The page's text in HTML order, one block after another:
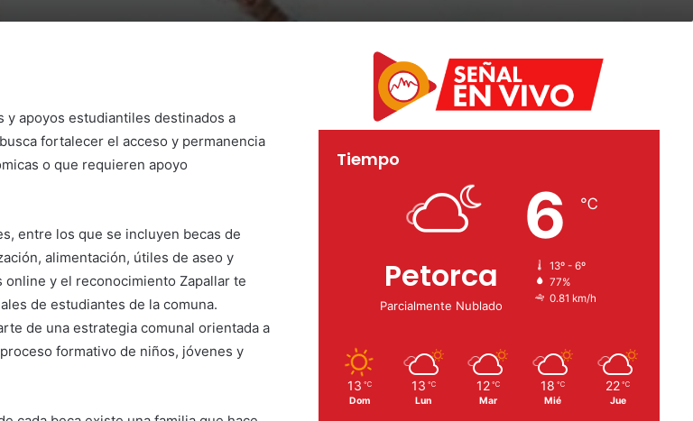
y apoyos estudiantiles destinados a
fortalecer el acceso y permanencia
o que requieren apoyo
entre los que se incluyen becas de
alimentación, útiles de aseo y
y el reconocimiento Zapallar te
de estudiantes de la comuna.
de una estrategia comunal orientada a
formativo de niños, jóvenes y
Tiempo
Petorca
Parcialmente Nublado
6 ℃
13º - 6º
77%
0.81 km/h
13 ℃
Dom
13 ℃
Lun
12 ℃
Mar
18 ℃
Mié
22 ℃
Jue